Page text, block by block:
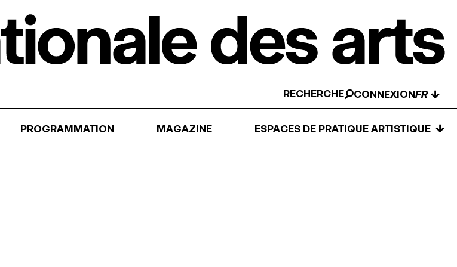
RECHERCHE CONNEXION ↓
PROGRAMMATION MAGAZINE ESPACES DE PRATIQUE ARTISTIQUE ↓